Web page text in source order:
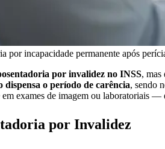
por incapacidade permanente após
por invalidez no INSS, mas
dispensa o período de carência, sendo
exames de imagem ou laboratoriais —
por Invalidez